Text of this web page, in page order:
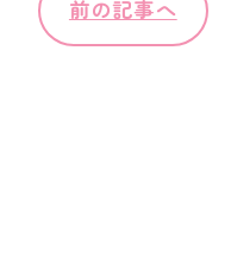
前の記事へ